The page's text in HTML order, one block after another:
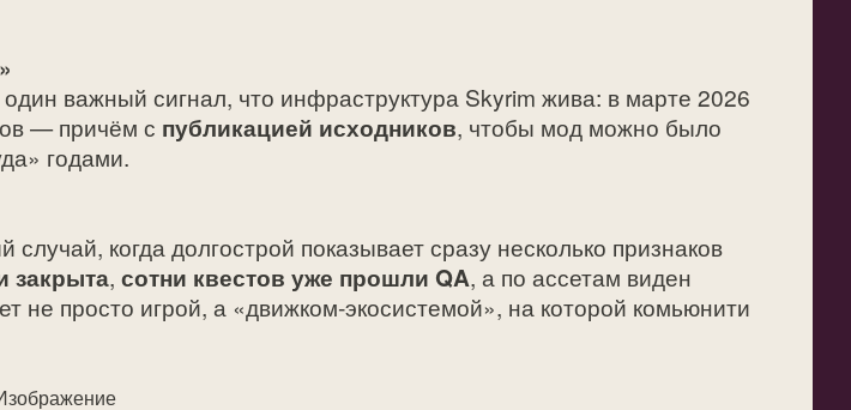
важный сигнал, что инфраструктура Skyrim жива: в марте 2026
— причём с публикацией исходников, чтобы мод можно было
годами.
когда долгострой показывает сразу несколько признаков
закрыта, сотни квестов уже прошли QA, а по ассетам виден
не просто игрой, а «движком‑экосистемой», на которой комьюнити